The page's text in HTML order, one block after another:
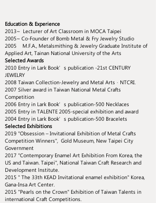
Education & Experience
2013~ Lecturer of Art Classroom in MOCA Taipei
2005~ Co-Founder of Bomb Metal & Fry Jewelry Studio
2005 M.F.A., Metalsmithing & Jewelry Graduate Institute of
Applied Art, Tainan National University of the Arts
Selected Awards
2010 Entry in Lark Book’s publication -21st CENTURY
JEWELRY
2008 Taiwan Collection-Jewelry and Metal Arts，NTCRI.
2007 Silver award in Taiwan National Metal Crafts
Competition
2006 Entry in Lark Book’s publication-500 Necklaces
2005 Entry in TALENTE 2005-special exhibition and award
2004 Entry in Lark Book’s publication-500 Bracelets
Selected Exhibitions
2019 "Obsession – Invitational Exhibition of Metal Crafts
Competition Winners", Gold Museum, New Taipei City
Government
2017 "Contemporary Enamel Art Exhibition From Korea, the
US and Taiwan. Taipei", National Taiwan Craft Research and
Development lnstitute.
2015 " The 33th KEAD Invitational enamel exhibition" Korea,
Gana-Insa Art Center.
2015 "Pearls on the Crown" Exhibition of Taiwan Talents in
international Craft Competitions.